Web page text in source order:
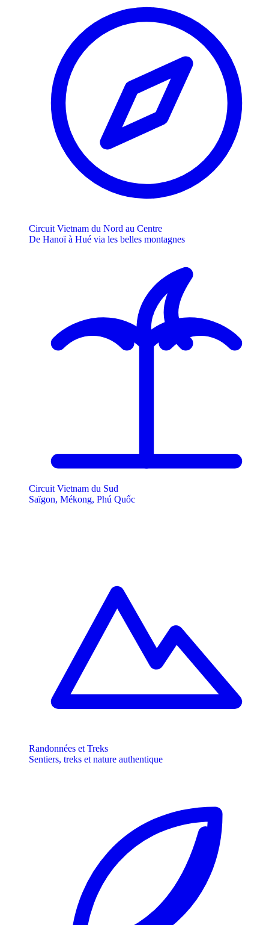
Circuit Vietnam du Nord au Centre
De Hanoï à Hué via les belles montagnes
Circuit Vietnam du Sud
Saïgon, Mékong, Phú Quốc
Randonnées et Treks
Sentiers, treks et nature authentique